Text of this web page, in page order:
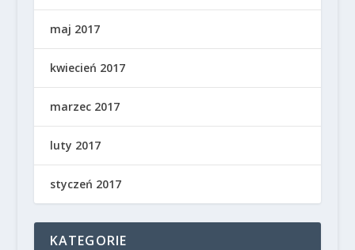
maj 2017
kwiecień 2017
marzec 2017
luty 2017
styczeń 2017
KATEGORIE